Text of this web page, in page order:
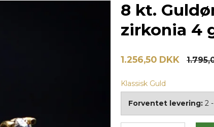
8 kt.
zirkonia 4
1.256,50 DKK
Klassisk Guld
Forventet levering: 2